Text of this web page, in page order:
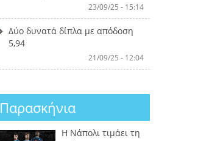
23/09/25 - 15:14
Δύο δυνατά δίπλα με απόδοση
5,94
21/09/25 - 12:04
Παρασκήνια
Η Νάπολι τιμάει τη